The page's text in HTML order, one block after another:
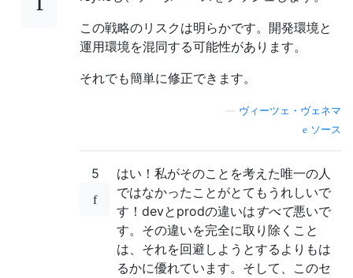
この戦略のリスクは明らかです。開発環境と
運用環境を混同する可能性があります。
それでも簡単に修正できます。
ヴィーツェ・ヴェネマ
ソース
5
はい！私がそのことを考えた唯一の人
ではなかったことがとてもうれしいで
す！devとprodの違いはすべて悪いで
す。その違いを完全に取り除くこと
は、それを回避しようとするよりもは
るかに優れています。そして、このセ